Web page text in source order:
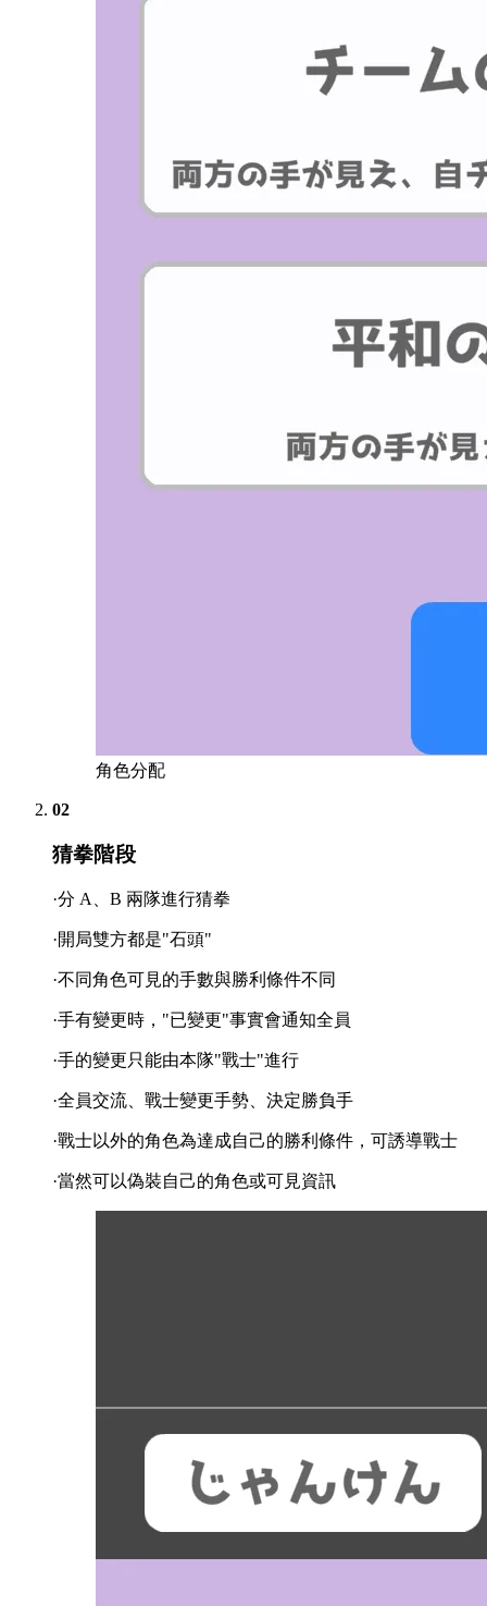
角色分配
02
猜拳階段
·分 A、B 兩隊進行猜拳
·開局雙方都是"石頭"
·不同角色可見的手數與勝利條件不同
·手有變更時，"已變更"事實會通知全員
·手的變更只能由本隊"戰士"進行
·全員交流、戰士變更手勢、決定勝負手
·戰士以外的角色為達成自己的勝利條件，可誘導戰士
·當然可以偽裝自己的角色或可見資訊